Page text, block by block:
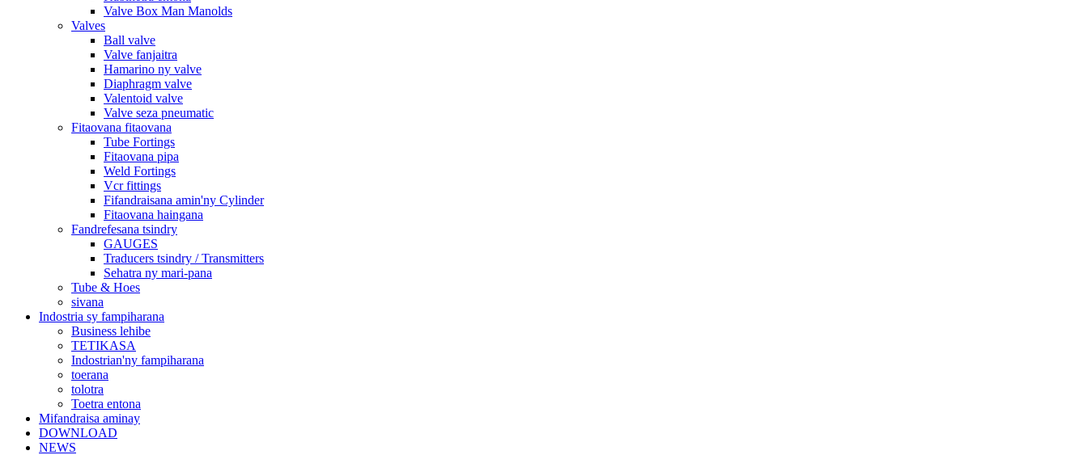
Valve Box Man Manolds
Valves
Ball valve
Valve fanjaitra
Hamarino ny valve
Diaphragm valve
Valentoid valve
Valve seza pneumatic
Fitaovana fitaovana
Tube Fortings
Fitaovana pipa
Weld Fortings
Vcr fittings
Fifandraisana amin'ny Cylinder
Fitaovana haingana
Fandrefesana tsindry
GAUGES
Traducers tsindry / Transmitters
Sehatra ny mari-pana
Tube & Hoes
sivana
Indostria sy fampiharana
Business lehibe
TETIKASA
Indostrian'ny fampiharana
toerana
tolotra
Toetra entona
Mifandraisa aminay
DOWNLOAD
NEWS